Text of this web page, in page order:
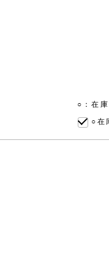
○：在
○在